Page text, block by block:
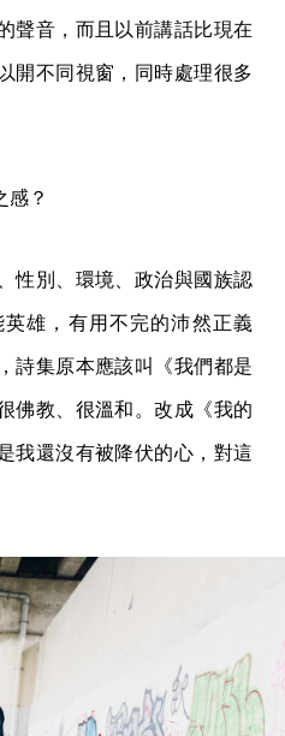
聲音，而且以前講話比現在
開不同視窗，同時處理很多
感？
性別、環境、政治與國族認
雄，有用不完的沛然正義
詩集原本應該叫《我們都是
佛教、很溫和。改成《我的
我還沒有被降伏的心，對這